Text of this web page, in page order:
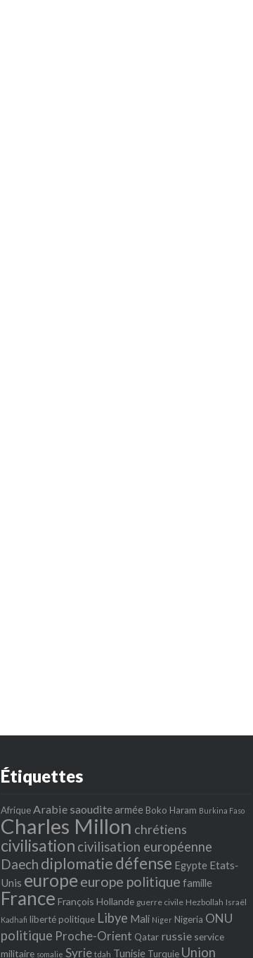
Étiquettes
Afrique Arabie saoudite armée Boko Haram Burkina Faso
Charles Millon chrétiens
civilisation civilisation européenne
Daech diplomatiedéfense Egypte Etats‐
Unis europeeurope politique famille
France François Hollande guerre civile Hezbollah Israël
Kadhafi liberté politique Libye Mali Niger Nigeria ONU
politique Proche-Orient Qatar russie service
militaire somalie Syrie tdah Tunisie Turquie Union